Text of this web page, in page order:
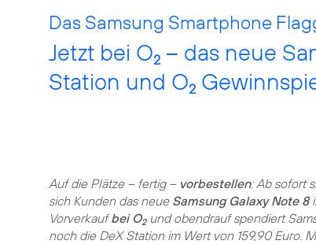
Das Samsung Smartphone
Jetzt bei O2 – das neue
Station und O2
Auf die Plätze – fertig – vorbestellen: Ab sofort
sich Kunden das neue Samsung Galaxy Note 8
Vorverkaufbei O2und obendrauf spendiert
noch die DeX Station im Wert von 159,90 Euro.